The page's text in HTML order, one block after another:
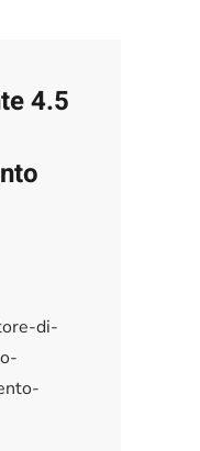
4.5
di-